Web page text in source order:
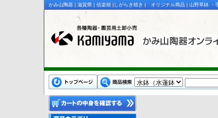
かみ山陶器 | 滋賀県 | 信楽焼 |しがらき焼き | オリジナル商品 | 山野草鉢 ・